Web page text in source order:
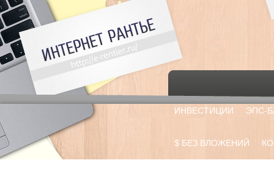
ИНВЕСТИЦИИ ЭПС-
$ БЕЗ ВЛОЖЕНИЙ